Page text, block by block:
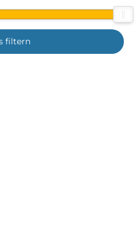
filtern